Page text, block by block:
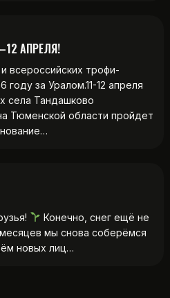
АПРЕЛЯ!
всероссийских трофи-
году за Уралом.11-12 апреля
села Тандашково
Тюменской области пройдет
Конечно, снег ещё не
мы снова соберёмся
новых лиц…